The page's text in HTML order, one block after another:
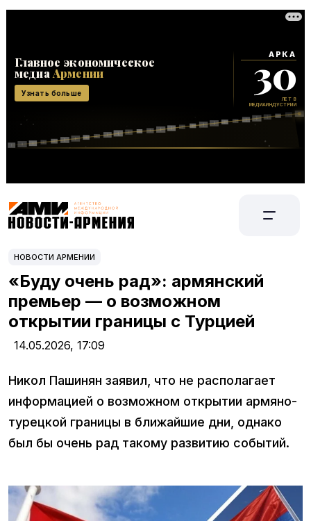
НОВОСТИ АРМЕНИИ
«Буду очень рад»: армянский
премьер — о возможном
открытии границы с Турцией
14.05.2026, 17:09
Никол Пашинян заявил, что не располагает
информацией о возможном открытии армяно-
турецкой границы в ближайшие дни, однако
был бы очень рад такому развитию событий.